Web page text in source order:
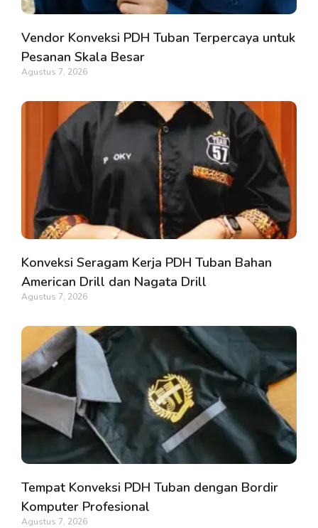
Vendor Konveksi PDH Tuban Terpercaya untuk
Pesanan Skala Besar
Agustus 7, 2026
Konveksi Seragam Kerja PDH Tuban Bahan
American Drill dan Nagata Drill
Agustus 7, 2026
Tempat Konveksi PDH Tuban dengan Bordir
Komputer Profesional
Agustus 7, 2026